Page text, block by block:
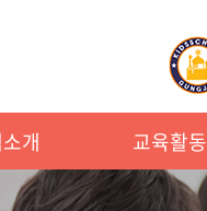
개 교육활동